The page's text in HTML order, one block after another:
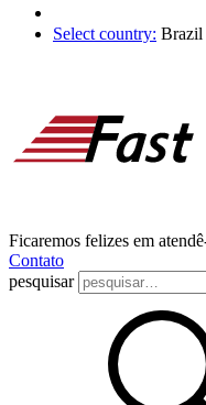
Select country: Brazil
Ficaremos felizes em
Contato
pesquisar